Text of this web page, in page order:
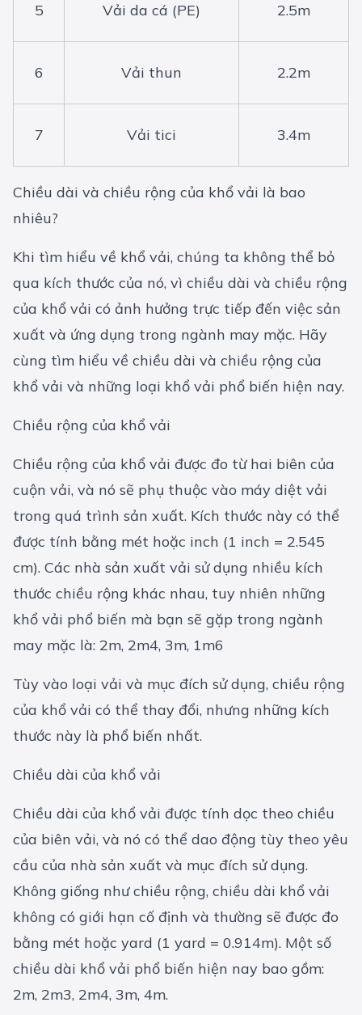
5 Vải da cá (PE) 2.5m
6 Vải thun 2.2m
7 Vải tici 3.4m
Chiều dài và chiều rộng của khổ vải là bao
nhiêu?
Khi tìm hiểu về khổ vải, chúng ta không thể bỏ
qua kích thước của nó, vì chiều dài và chiều rộng
của khổ vải có ảnh hưởng trực tiếp đến việc sản
xuất và ứng dụng trong ngành may mặc. Hãy
cùng tìm hiểu về chiều dài và chiều rộng của
khổ vải và những loại khổ vải phổ biến hiện nay.
Chiều rộng của khổ vải
Chiều rộng của khổ vải được đo từ hai biên của
cuộn vải, và nó sẽ phụ thuộc vào máy diệt vải
trong quá trình sản xuất. Kích thước này có thể
được tính bằng mét hoặc inch (1 inch = 2.545
cm). Các nhà sản xuất vải sử dụng nhiều kích
thước chiều rộng khác nhau, tuy nhiên những
khổ vải phổ biến mà bạn sẽ gặp trong ngành
may mặc là: 2m, 2m4, 3m, 1m6
Tùy vào loại vải và mục đích sử dụng, chiều rộng
của khổ vải có thể thay đổi, nhưng những kích
thước này là phổ biến nhất.
Chiều dài của khổ vải
Chiều dài của khổ vải được tính dọc theo chiều
của biên vải, và nó có thể dao động tùy theo yêu
cầu của nhà sản xuất và mục đích sử dụng.
Không giống như chiều rộng, chiều dài khổ vải
không có giới hạn cố định và thường sẽ được đo
bằng mét hoặc yard (1 yard = 0.914m). Một số
chiều dài khổ vải phổ biến hiện nay bao gồm:
2m, 2m3, 2m4, 3m, 4m.